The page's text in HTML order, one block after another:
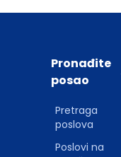
Pronađite
posao
Pretraga
poslova
Poslovi na